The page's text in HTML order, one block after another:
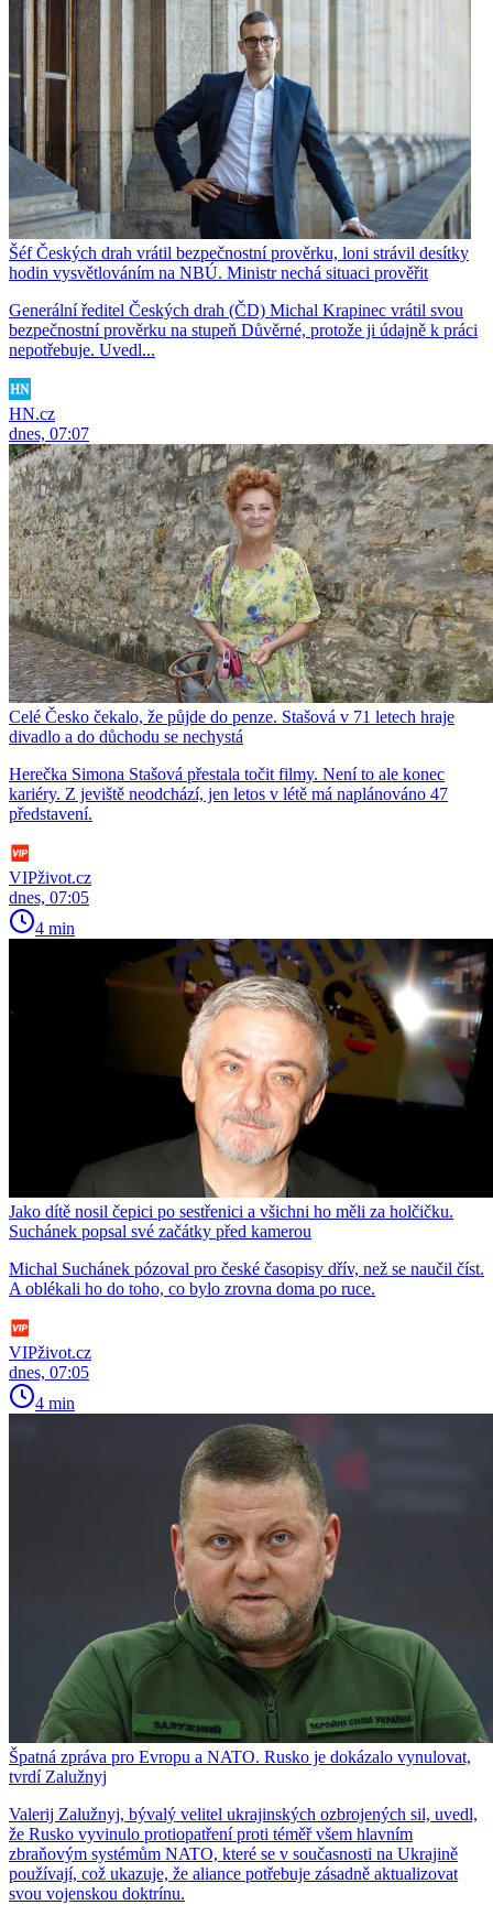
Šéf Českých drah vrátil bezpečnostní prověrku, loni strávil desítky
hodin vysvětlováním na NBÚ. Ministr nechá situaci prověřit
Generální ředitel Českých drah (ČD) Michal Krapinec vrátil svou
bezpečnostní prověrku na stupeň Důvěrné, protože ji údajně k práci
nepotřebuje. Uvedl...
HN.cz
dnes, 07:07
Celé Česko čekalo, že půjde do penze. Stašová v 71 letech hraje
divadlo a do důchodu se nechystá
Herečka Simona Stašová přestala točit filmy. Není to ale konec
kariéry. Z jeviště neodchází, jen letos v létě má naplánováno 47
představení.
VIPživot.cz
dnes, 07:05
4 min
Jako dítě nosil čepici po sestřenici a všichni ho měli za holčičku.
Suchánek popsal své začátky před kamerou
Michal Suchánek pózoval pro české časopisy dřív, než se naučil číst.
A oblékali ho do toho, co bylo zrovna doma po ruce.
VIPživot.cz
dnes, 07:05
4 min
Špatná zpráva pro Evropu a NATO. Rusko je dokázalo vynulovat,
tvrdí Zalužnyj
Valerij Zalužnyj, bývalý velitel ukrajinských ozbrojených sil, uvedl,
že Rusko vyvinulo protiopatření proti téměř všem hlavním
zbraňovým systémům NATO, které se v současnosti na Ukrajině
používají, což ukazuje, že aliance potřebuje zásadně aktualizovat
svou vojenskou doktrínu.